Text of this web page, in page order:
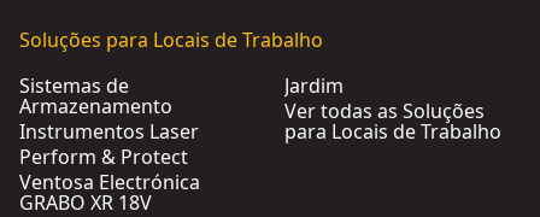
Soluções para Locais de Trabalho
Sistemas de
Armazenamento
Instrumentos Laser
Perform & Protect
Ventosa Electrónica
GRABO XR 18V
Jardim
Ver todas as Soluções
para Locais de Trabalho